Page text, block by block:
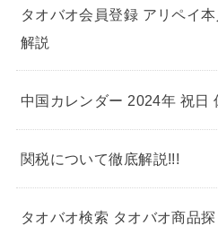
タオバオ会員登録 アリペイ
解説
中国カレンダー 2024年 祝日
関税について徹底解説!!!
タオバオ検索 タオバオ商品